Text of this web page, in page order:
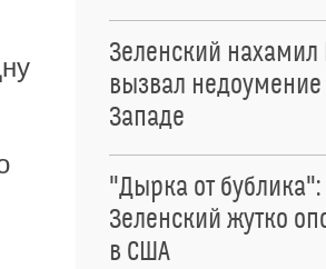
Зеленский нахамил
вызвал
Западе
"Дырка от бублика":
Зеленский жутко
в США